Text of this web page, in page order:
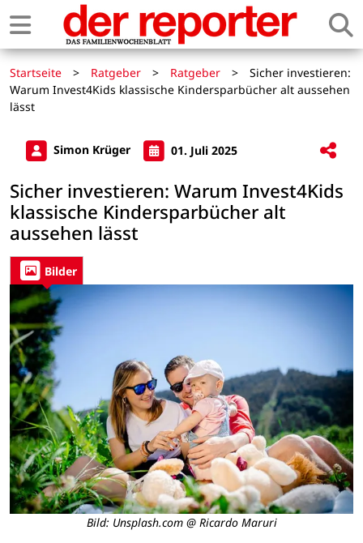
Startseite > Ratgeber > Ratgeber >
Sicher investieren:
Warum Invest4Kids klassische Kindersparbücher alt aussehen
lässt
Simon Krüger 01. Juli 2025
Sicher investieren: Warum Invest4Kids
klassische Kindersparbücher alt
aussehen lässt
Bilder
Bild: Unsplash.com @ Ricardo Maruri